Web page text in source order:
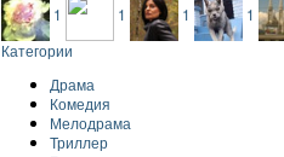
1 1 1 1
Категории
Драма
Комедия
Мелодрама
Триллер